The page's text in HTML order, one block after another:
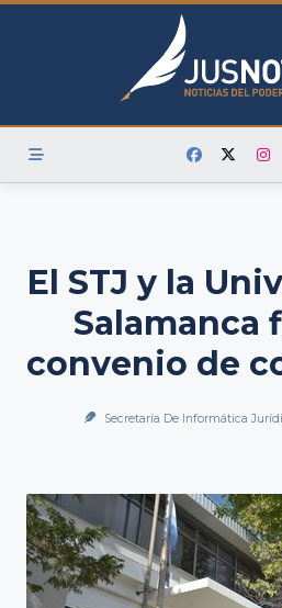
Skip
El STJ y la
Salamanca
convenio de
Secretaría De Informática